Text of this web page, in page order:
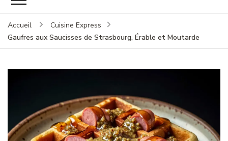
Accueil
Cuisine Express
Gaufres aux Saucisses de Strasbourg, Érable et Moutarde